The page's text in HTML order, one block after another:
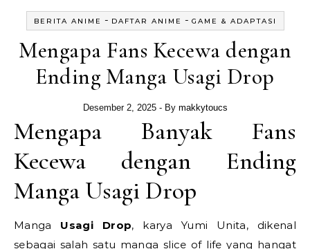
BERITA ANIME - DAFTAR ANIME - GAME & ADAPTASI
Mengapa Fans Kecewa dengan
Ending Manga Usagi Drop
Desember 2, 2025 - By makkytoucs
Mengapa Banyak Fans
Kecewa dengan Ending
Manga Usagi Drop
Manga Usagi Drop, karya Yumi Unita, dikenal
sebagai salah satu manga slice of life yang hangat